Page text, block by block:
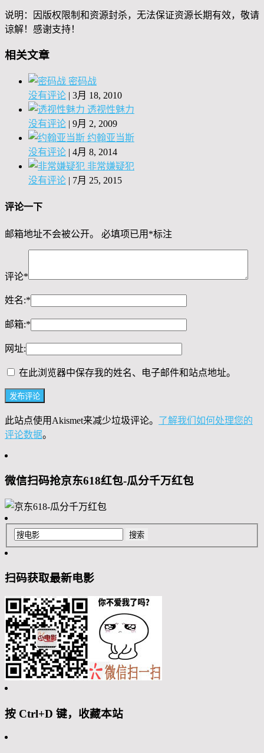
说明：因版权限制和资源封杀，无法保证资源长期有效，敬请
谅解！感谢支持！
相关文章
密码战
没有评论 | 3月 18, 2010
透视性魅力
没有评论 | 9月 2, 2009
约翰亚当斯
没有评论 | 4月 8, 2014
非常嫌疑犯
没有评论 | 7月 25, 2015
评论一下
邮箱地址不会被公开。 必填项已用 *标注
评论*
姓名:*
邮箱:*
网址:
在此浏览器中保存我的姓名、电子邮件和站点地址。
此站点使用Akismet来减少垃圾评论。 了解我们如何处理您的
评论数据。
微信扫码抢京东618红包-瓜分千万红包
扫码获取最新电影
按 Ctrl+D 键，收藏本站